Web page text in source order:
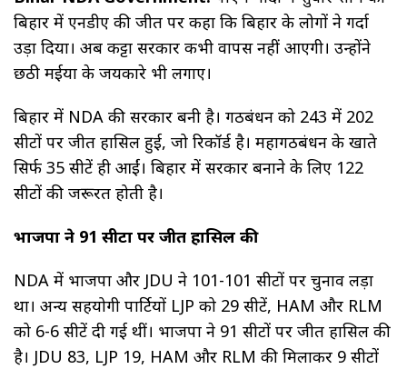
बिहार में एनडीए की जीत पर कहा कि बिहार के लोगों ने गर्दा
उड़ा दिया। अब कट्टा सरकार कभी वापस नहीं आएगी। उन्होंने
छठी मईया के जयकारे भी लगाए।
बिहार में NDA की सरकार बनी है। गठबंधन को 243 में 202
सीटों पर जीत हासिल हुई, जो रिकॉर्ड है। महागठबंधन के खाते
सिर्फ 35 सीटें ही आईं। बिहार में सरकार बनाने के लिए 122
सीटों की जरूरत होती है।
भाजपा ने 91 सीटों पर जीत हासिल की
NDA में भाजपा और JDU ने 101-101 सीटों पर चुनाव लड़ा
था। अन्य सहयोगी पार्टियों LJP को 29 सीटें, HAM और RLM
को 6-6 सीटें दी गई थीं। भाजपा ने 91 सीटों पर जीत हासिल की
है। JDU 83, LJP 19, HAM और RLM की मिलाकर 9 सीटों